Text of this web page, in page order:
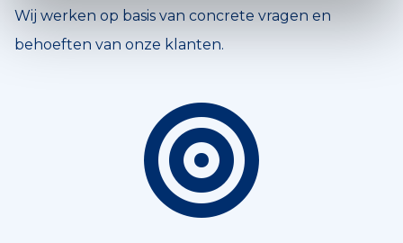
Wij werken op basis van concrete vragen en
behoeften van onze klanten.